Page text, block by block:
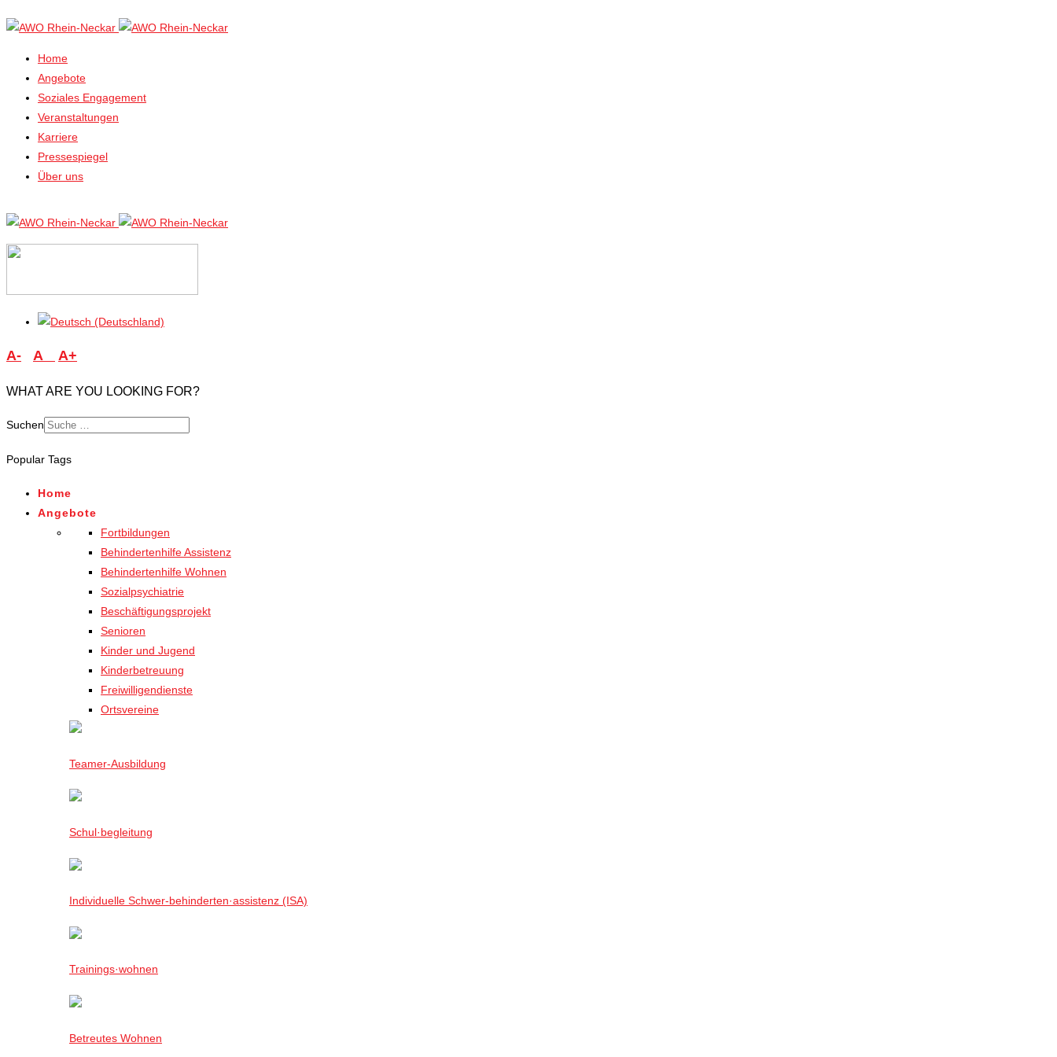
Home
Angebote
Soziales Engagement
Veranstaltungen
Karriere
Pressespiegel
Über uns
A- A A+
WHAT ARE YOU LOOKING FOR?
Suchen
Popular Tags
Home
Angebote
Fortbildungen
Behindertenhilfe Assistenz
Behindertenhilfe Wohnen
Sozialpsychiatrie
Beschäftigungsprojekt
Senioren
Kinder und Jugend
Kinderbetreuung
Freiwilligendienste
Ortsvereine
Teamer-Ausbildung
Schul·begleitung
Individuelle Schwer-behinderten·assistenz (ISA)
Trainings·wohnen
Betreutes Wohnen